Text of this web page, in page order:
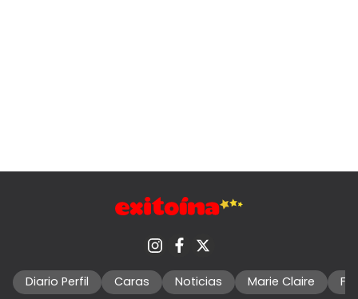
Diario Perfil Caras Noticias Marie Claire